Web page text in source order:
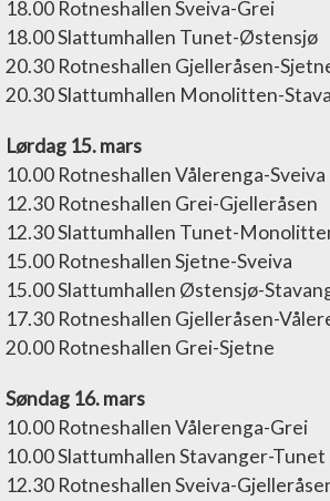
18.00 Rotneshallen Sveiva-Grei
18.00 Slattumhallen Tunet-Østensjø
20.30 Rotneshallen Gjelleråsen-
20.30 Slattumhallen Monolitten-
Lørdag 15. mars
10.00 Rotneshallen Vålerenga-Sveiva
12.30 Rotneshallen Grei-Gjelleråsen
12.30 Slattumhallen Tunet-
15.00 Rotneshallen Sjetne-Sveiva
15.00 Slattumhallen Østensjø-
17.30 Rotneshallen Gjelleråsen-
20.00 Rotneshallen Grei-Sjetne
Søndag 16. mars
10.00 Rotneshallen Vålerenga-Grei
10.00 Slattumhallen Stavanger-Tunet
12.30 Rotneshallen Sveiva-